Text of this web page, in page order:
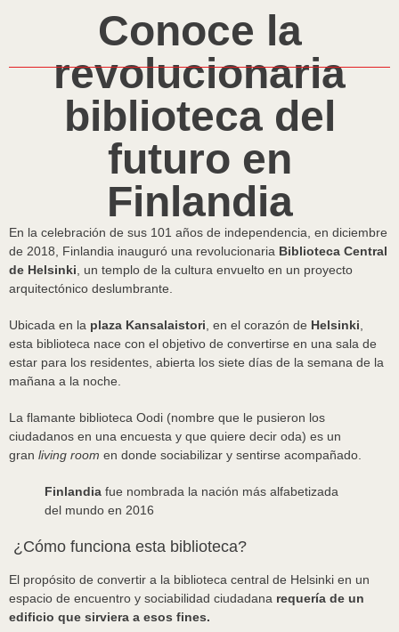
Conoce la
revolucionaria
biblioteca del
futuro en
Finlandia
En la celebración de sus 101 años de independencia, en diciembre
de 2018, Finlandia inauguró una revolucionaria Biblioteca Central
de Helsinki , un templo de la cultura envuelto en un proyecto
arquitectónico deslumbrante.
Ubicada en la plaza Kansalaistori , en el corazón de Helsinki
esta biblioteca nace con el objetivo de convertirse en una sala de
estar para los residentes, abierta los siete días de la semana de la
mañana a la noche.
La flamante biblioteca Oodi (nombre que le pusieron los
ciudadanos en una encuesta y que quiere decir oda) es un
gran living room en donde sociabilizar y sentirse acompañado.
Finlandia fue nombrada la nación más alfabetizada
del mundo en 2016
¿Cómo funciona esta biblioteca?
El propósito de convertir a la biblioteca central de Helsinki en un
espacio de encuentro y sociabilidad ciudadana requería de un
edificio que sirviera a esos fines.